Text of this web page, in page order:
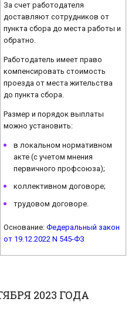
За счет работодателя
доставляют сотрудников от
пункта сбора до места работы и
обратно.
Работодатель имеет право
компенсировать стоимость
проезда от места жительства
до пункта сбора.
Размер и порядок выплаты
можно установить:
в локальном нормативном
акте (с учетом мнения
первичного профсоюза);
коллективном договоре;
трудовом договоре.
Основание:Федеральный закон
от 19.12.2022 N 545-ФЗ
2023 ГОДА